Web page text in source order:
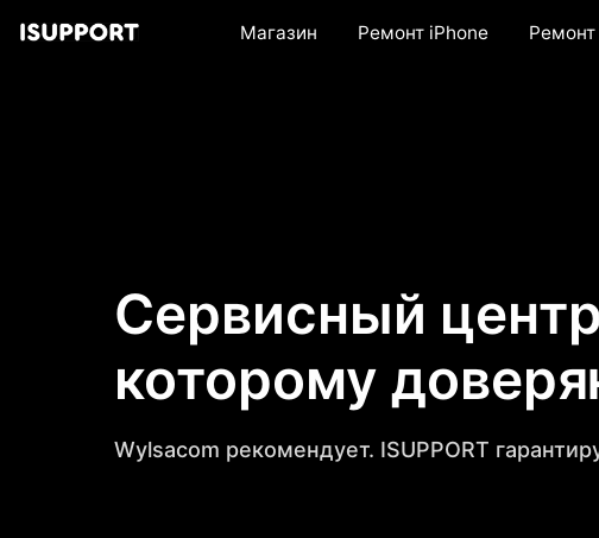
Магазин Ремонт iPhone Ремонт
Сервисный
которому
Wylsacom рекомендует. ISUPPORT